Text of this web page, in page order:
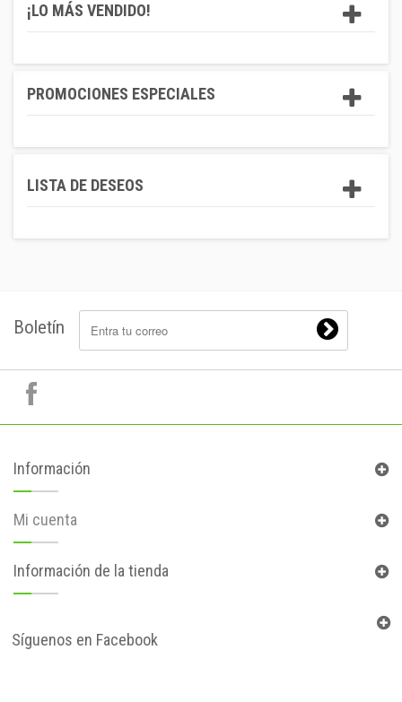
¡LO MÁS VENDIDO!
PROMOCIONES ESPECIALES
LISTA DE DESEOS
Boletín
Información
Mi cuenta
Información de la tienda
Síguenos en Facebook